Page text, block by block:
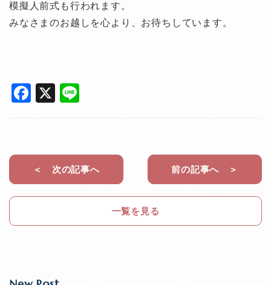
模擬人前式も行われます。
みなさまのお越しを心より、お待ちしています。
F
e
b
o
k
X
＜ 次の記事へ
一覧を見る
前の記事へ ＞